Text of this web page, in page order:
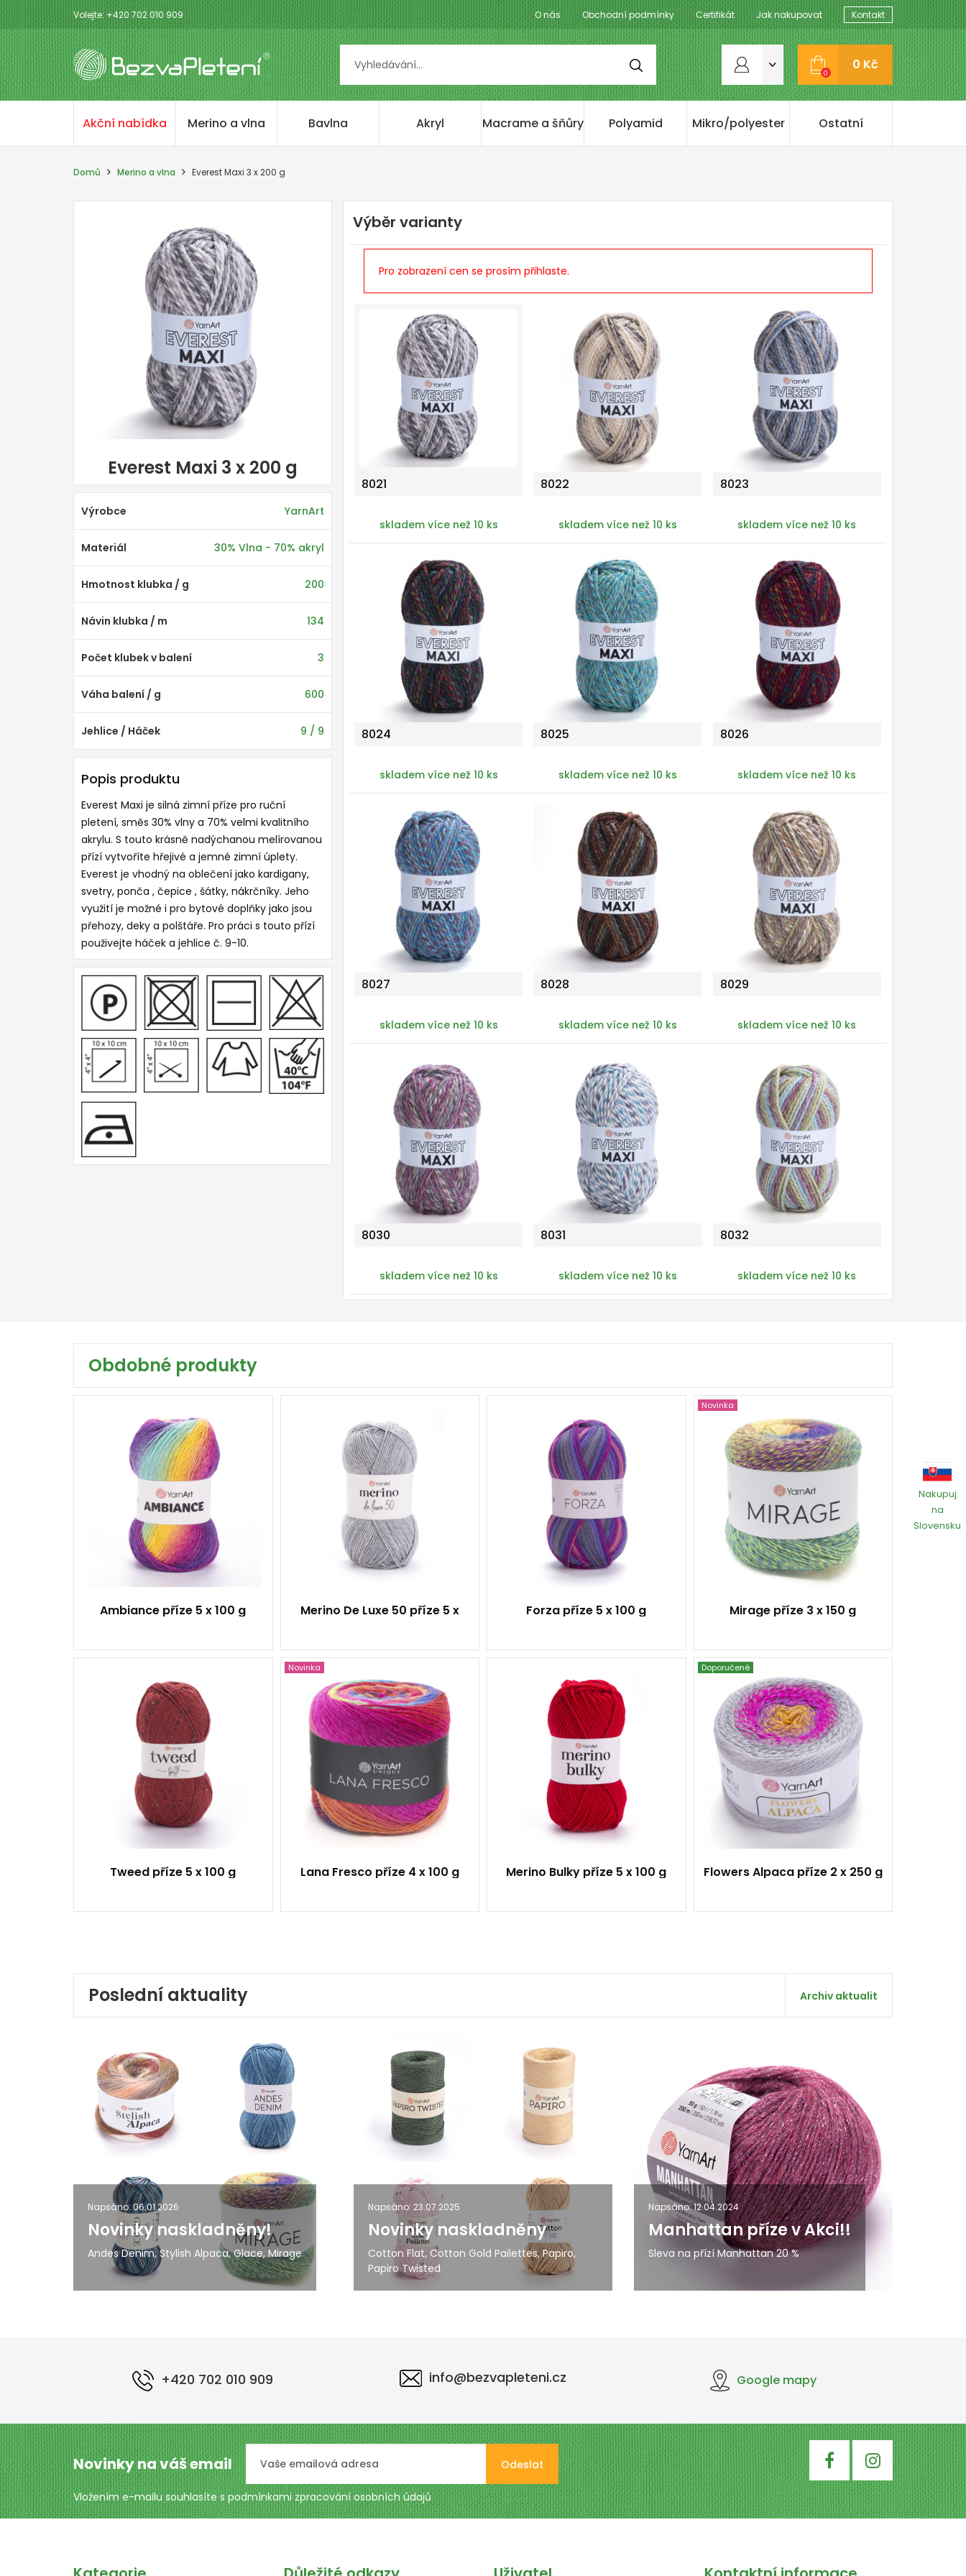
Nakupuj
na
Slovensku
Volejte: +420 702 010 909 O nás Obchodní podmínky Certifikát Jak nakupovat Kontakt
0
0 Kč
Akční nabídka Merino a vlna Bavlna Akryl Macrame a šňůry Polyamid Mikro/polyester Ostatní
Domů Merino a vlna Everest Maxi 3 x 200 g
Everest Maxi 3 x 200 g
Výrobce YarnArt
Materiál 30% Vlna - 70% akryl
Hmotnost klubka / g 200
Návin klubka / m 134
Počet klubek v balení 3
Váha balení / g 600
Jehlice / Háček 9 / 9
Popis produktu
Everest Maxi je silná zimní příze pro ruční
pletení, směs 30% vlny a 70% velmi kvalitního
akrylu. S touto krásně nadýchanou melírovanou
přízí vytvoříte hřejivé a jemné zimní úplety.
Everest je vhodný na oblečení jako kardigany,
svetry, ponča , čepice , šátky, nákrčníky. Jeho
využití je možné i pro bytové doplňky jako jsou
přehozy, deky a polštáře. Pro práci s touto přízí
použivejte háček a jehlice č. 9-10.
Výběr varianty
Pro zobrazení cen se prosím přihlaste.
8021
skladem více než 10 ks
8022
skladem více než 10 ks
8023
skladem více než 10 ks
8024
skladem více než 10 ks
8025
skladem více než 10 ks
8026
skladem více než 10 ks
8027
skladem více než 10 ks
8028
skladem více než 10 ks
8029
skladem více než 10 ks
8030
skladem více než 10 ks
8031
skladem více než 10 ks
8032
skladem více než 10 ks
Obdobné produkty
20% Vlna - 80% Akryl
Fantasy
100
250
5
Ambiance příze 5 x 100 g
50% Vlna - 50% Akryl
Klasik
100
280
Merino De Luxe 50 příze 5 x
75% vlna - 25%
polyamid
100
420
5
500
Forza příze 5 x 100 g
Novinka
20 % Vlna - 80 % Akryl
150
500
450
Mirage příze 3 x 150 g
30% Vlna - 60% Akryl -
10% Viskóza
Klasik
100
280
5
Tweed příze 5 x 100 g
Novinka
100% Vlna
100
380
4
400
Lana Fresco příze 4 x 100 g
25% Vlna - 75% Akryl
Klasik
100
100
Merino Bulky příze 5 x 100 g
Doporučené
20% Alpaca - 80%
Akryl
Fantasy
250
940
2
Flowers Alpaca příze 2 x 250 g
Poslední aktuality Archiv aktualit
Napsáno: 06.01.2026
Novinky naskladněny!
Andes Denim, Stylish Alpaca, Glace, Mirage
Napsáno: 23.07.2025
Novinky naskladněny
Cotton Flat, Cotton Gold Pailettes, Papiro,
Papiro Twisted
Napsáno: 12.04.2024
Manhattan příze v Akci!!
Sleva na přízí Manhattan 20 %
+420 702 010 909 info@bezvapleteni.cz Google mapy
Novinky na váš email Odeslat
Vložením e-mailu souhlasíte s podmínkamizpracování osobních údajů